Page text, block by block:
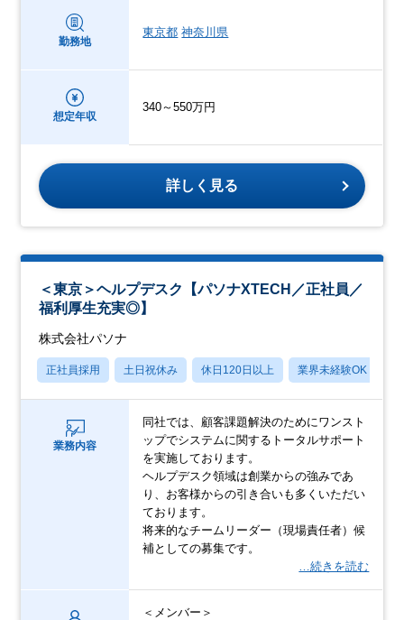
勤務地
東京都 神奈川県
想定年収
340～550万円
詳しく見る
＜東京＞ヘルプデスク【パソナXTECH／正社員／
福利厚生充実◎】
株式会社パソナ
正社員採用 土日祝休み 休日120日以上 業界未経験OK
業務内容
同社では、顧客課題解決のためにワンスト
ップでシステムに関するトータルサポート
を実施しております。
ヘルプデスク領域は創業からの強みであ
り、お客様からの引き合いも多くいただい
ております。
将来的なチームリーダー（現場責任者）候
補としての募集です。
…続きを読む
＜メンバー＞